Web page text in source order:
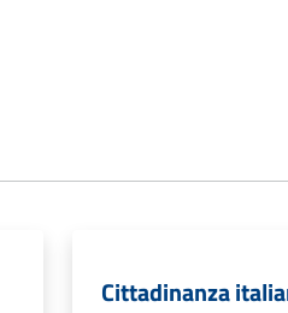
Cittadinanza